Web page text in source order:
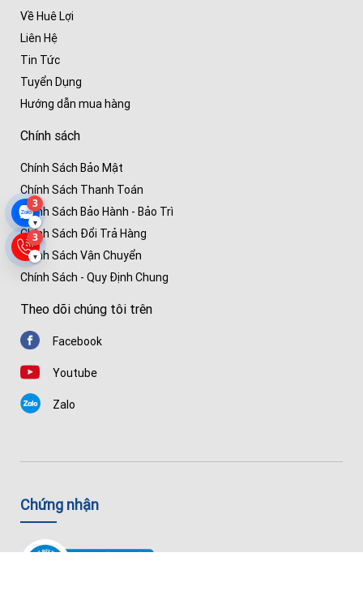
3
▾
3
▾
Về Huê Lợi
Liên Hệ
Tin Tức
Tuyển Dụng
Hướng dẫn mua hàng
Chính sách
Chính Sách Bảo Mật
Chính Sách Thanh Toán
Chính Sách Bảo Hành - Bảo Trì
Chính Sách Đổi Trả Hàng
Chính Sách Vận Chuyển
Chính Sách - Quy Định Chung
Theo dõi chúng tôi trên
Facebook
Youtube
Zalo
Chứng nhận